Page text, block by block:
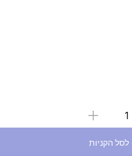
בחירת כמות
הקניות